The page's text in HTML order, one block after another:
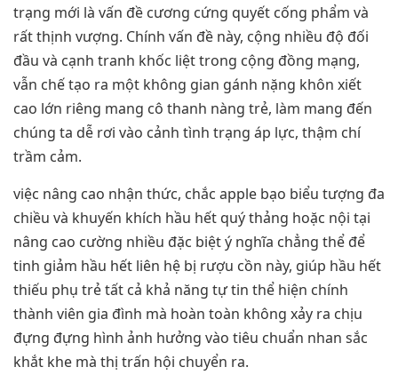
trạng mới là vấn đề cương cứng quyết cống phẩm và
rất thịnh vượng. Chính vấn đề này, cộng nhiều độ đối
đầu và cạnh tranh khốc liệt trong cộng đồng mạng,
vẫn chế tạo ra một không gian gánh nặng khôn xiết
cao lớn riêng mang cô thanh nàng trẻ, làm mang đến
chúng ta dễ rơi vào cảnh tình trạng áp lực, thậm chí
trầm cảm.
việc nâng cao nhận thức, chắc apple bạo biểu tượng đa
chiều và khuyến khích hầu hết quý thảng hoặc nội tại
nâng cao cường nhiều đặc biệt ý nghĩa chẳng thể để
tinh giảm hầu hết liên hệ bị rượu cồn này, giúp hầu hết
thiếu phụ trẻ tất cả khả năng tự tin thể hiện chính
thành viên gia đình mà hoàn toàn không xảy ra chịu
đựng đựng hình ảnh hưởng vào tiêu chuẩn nhan sắc
khắt khe mà thị trấn hội chuyển ra.